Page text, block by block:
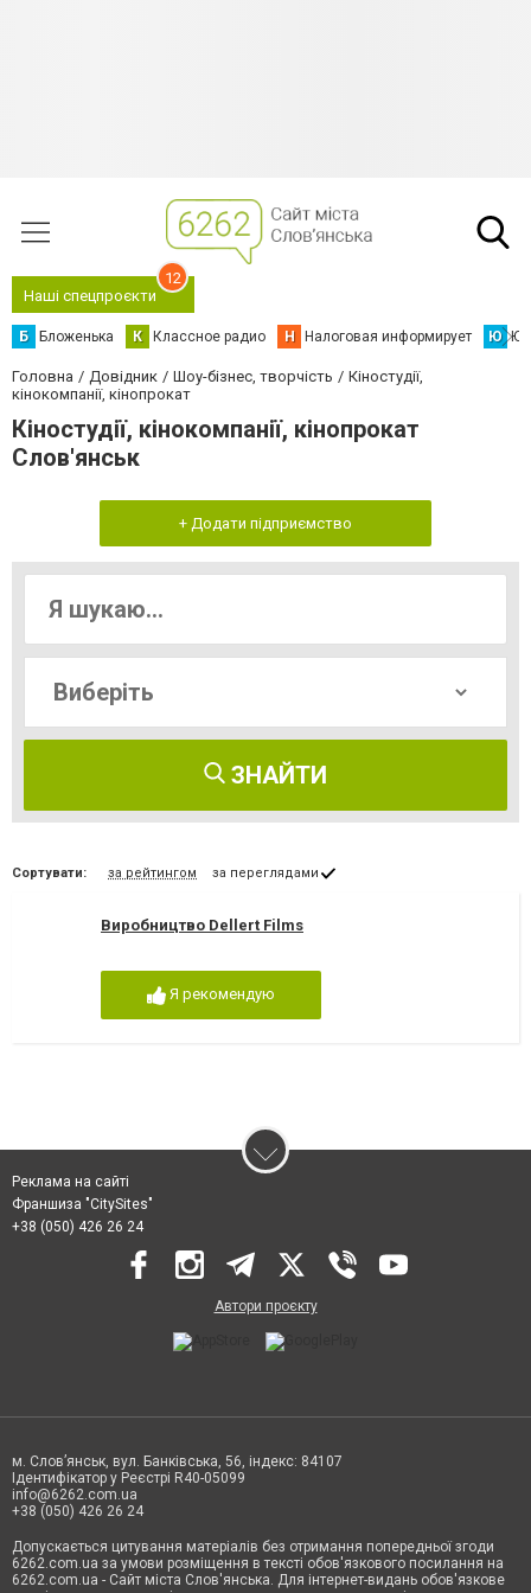
Наші спецпроєкти
12
Б Бложенька К Классное радио Н Налоговая информирует Ю
Головна Довідник Шоу-бізнес, творчість
Кіностудії,
кінокомпанії, кінопрокат
Кіностудії, кінокомпанії, кінопрокат
Слов'янськ
+ Додати підприємство
ЗНАЙТИ
Сортувати: за рейтингом за переглядами
Виробництво Dellert Films
Я рекомендую
Реклама на сайті
Франшиза "CitySites"
+38 (050) 426 26 24
Автори проєкту
м. Слов’янськ, вул. Банківська, 56, індекс: 84107
Ідентифікатор у Реєстрі R40-05099
info@6262.com.ua
+38 (050) 426 26 24
Допускається цитування матеріалів без отримання попередньої згоди
6262.com.ua за умови розміщення в тексті обов'язкового посилання на
6262.com.ua - Сайт міста Слов'янська. Для інтернет-видань обов'язкове